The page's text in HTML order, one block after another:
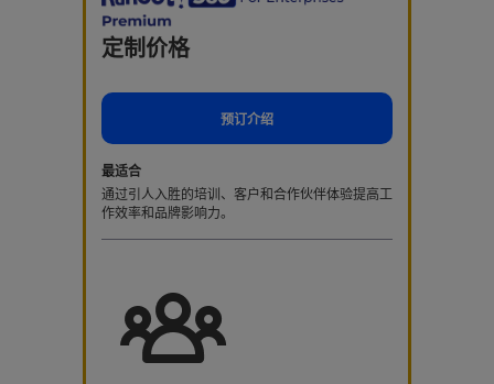
定制价格
预订介绍
最适合
通过引人入胜的培训、客户和合作伙伴体验提高工
作效率和品牌影响力。